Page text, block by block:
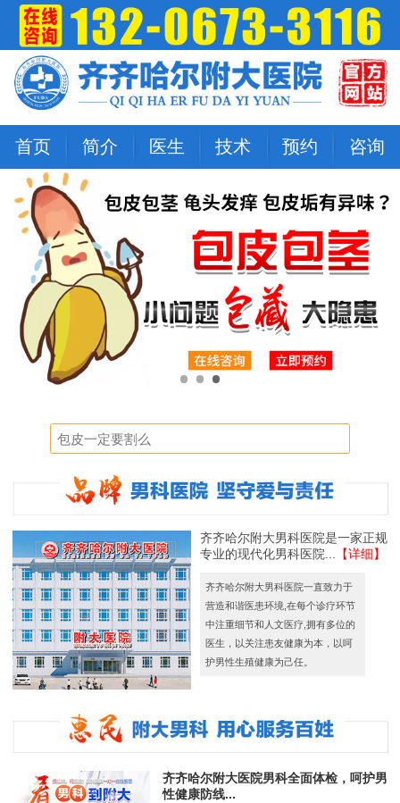
首页 简介 医生 技术 预约 咨询
齐齐哈尔附大男科医院是一家正规
专业的现代化男科医院...
【详细】
齐齐哈尔附大男科医院一直致力于
营造和谐医患环境,在每个诊疗环节
中注重细节和人文医疗,拥有多位的
医生，以关注患友健康为本，以呵
护男性生殖健康为己任。
齐齐哈尔附大医院男科全面体检，呵护男
性健康防线...